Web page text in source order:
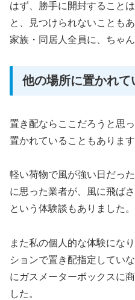
はず、勝手に開封すること
と、見つけられないこともあ
家族・同居人全員に、ちゃ
他の場所に置かれて
置き配ならここだろうと思
置かれていることもあります
軽い荷物で風が強い日だっ
に思った業者が、風に飛ば
という体験談もありました。
また私の個人的な体験にな
ションで置き配指定してい
にガスメーターボックスに
した。